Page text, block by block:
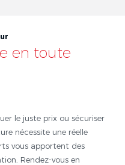
en toute
le juste prix ou sécuriser
nécessite une réelle
vous apportent des
Rendez-vous en